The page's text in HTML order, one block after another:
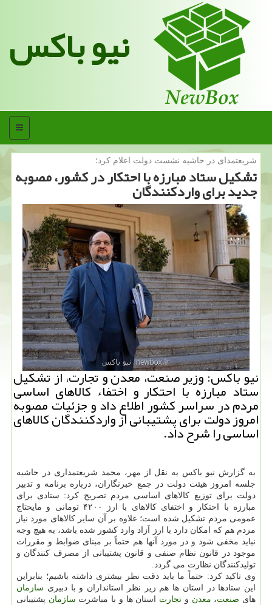
نیو باکس
منو
شریعتمدای در حاشیه نشست دولت اعلام كرد؛
تشكیل ستاد مبارزه با احتكار در كشور، مصوبه
جدید برای واردكنندگان
نیو باكس: وزیر صنعت، معدن و تجارت، از تشكیل
ستاد مبارزه با احتكار و اختفاء كالاهای اساسی
مردم در سراسر كشور اطلاع داد و جزئیات مصوبه
امروز دولت برای پشتیبانی از واردكنندگان كالاهای
اساسی را شرح داد.
به گزارش نیو باكس به نقل از مهر، محمد شریعتمداری در حاشیه
جلسه امروز هیئت دولت در جمع خبرنگاران، درباره برنامه و تدبیر
دولت برای توزیع كالاهای اساسی مردم تصریح كرد: ستادی برای
مبارزه با احتكار و اختفای كالاهای با ارز ۴۲۰۰ تومانی و مایحتاج
عمومی مردم تشكیل شده است؛ علاوه بر آن سایر كالاهای مورد نیاز
مردم هم كه امكان دارد با ارز آزاد وارد كشور شده باشد، به هیچ وجه
نباید مخفی شود و در مورد آنها هم حتماً بر مبنای ضوابط و مقررات
موجود در قانون نظام صنفی و قانون پشتیبانی از مصرف كنندگان و
تولیدكنندگان نظارت می گردد.
وی تاكید كرد: حتماً ما باید دقت نظر بیشتری داشته باشیم؛ بنابراین
این ستادها در استان ها هم زیر نظر استانداران و با دبیری سازمان
های صنعت، معدن و تجارت استان ها و با مباشرت سازمان پشتیبانی